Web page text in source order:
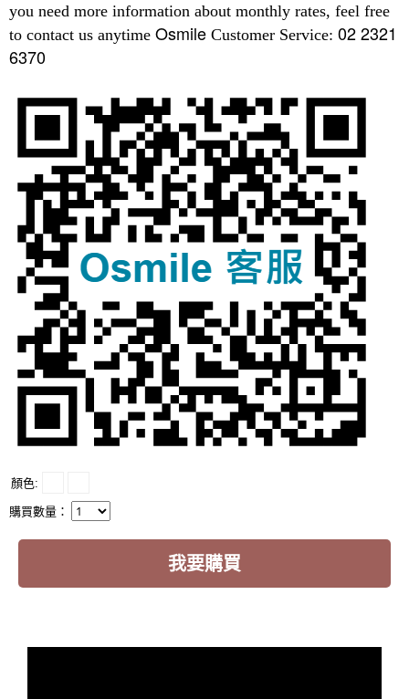
you need more information about monthly rates, feel free
to contact us anytime Osmile Customer Service: 02 2321
6370
顏色
購買數量：
我要購買